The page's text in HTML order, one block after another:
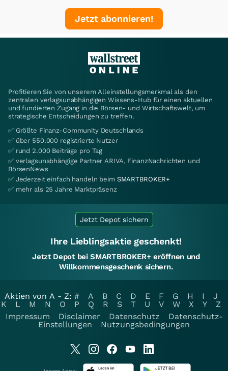
Jetzt abonnieren!
Profitieren Sie von unserem Alleinstellungsmerkmal als den
zentralen verlagsunabhängigen Wissens-Hub für einen aktuellen
und fundierten Zugang in die Börsen- und Wirtschaftswelt, um
strategische Entscheidungen zu treffen.
✅ Größte Finanz-Community Deutschlands
✅ über 550.000 registrierte Nutzer
✅ rund 2.000 Beiträge pro Tag
✅ verlagsunabhängige Partner ARIVA, FinanzNachrichten und
BörsenNews
✅ Jederzeit einfach handeln beim SMARTBROKER+
✅ mehr als 25 Jahre Marktpräsenz
Jetzt Depot sichern
Ihre Lieblingsaktie geschenkt!
Jetzt Depot bei SMARTBROKER+ eröffnen und
Willkommensgeschenk sichern.
Aktien von A - Z: # A B C D E F G H I
J
K
L M N O P Q R S T U V W X Y
Z
Impressum
Disclaimer Datenschutz
Datenschutz-
Einstellungen
Nutzungsbedingungen